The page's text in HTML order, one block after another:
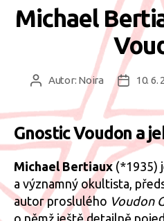
Michael
AutorAutor: Noira
Datum
10. 6.
Gnostic Voudon a
Michael Bertiaux(*1935)
a významný okultista,
autor proslulého Voudon
o němž ještě detailně